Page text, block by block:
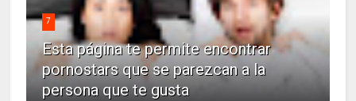
7
Esta página te permite encontrar
pornostars que se parezcan a la
persona que te gusta